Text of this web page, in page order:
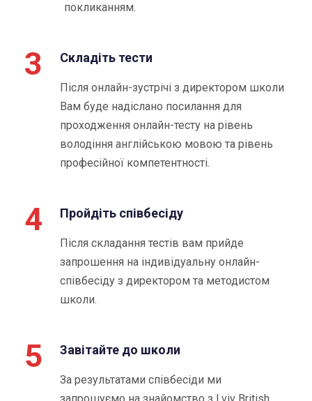
покликанням.
3 Складіть тести
Після онлайн-зустрічі з директором школи
Вам буде надіслано посилання для
проходження онлайн-тесту на рівень
володіння англійською мовою та рівень
професійної компетентності.
4 Пройдіть співбесіду
Після складання тестів вам прийде
запрошення на індивідуальну онлайн-
співбесіду з директором та методистом
школи.
5 Завітайте до школи
За результатами співбесіди ми